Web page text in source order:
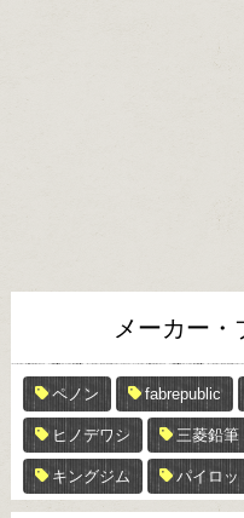
メーカー・
ペノン fabrepublic
ヒノデワシ 三菱鉛筆
キングジム パイロッ